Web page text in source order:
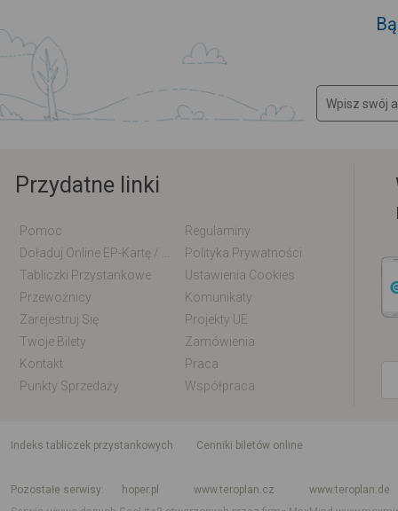
Przydatne linki
Pomoc
Regulaminy
Polityka Prywatności
Tabliczki Przystankowe
Ustawienia Cookies
Przewoźnicy
Komunikaty
Zarejestruj Się
Projekty UE
Twoje Bilety
Zamówienia
Kontakt
Praca
Punkty Sprzedaży
Współpraca
indeks tabliczek przystankowych
Cenniki biletów online
Pozostałe serwisy
hoper.pl www.teroplan.cz
www.teroplan.de